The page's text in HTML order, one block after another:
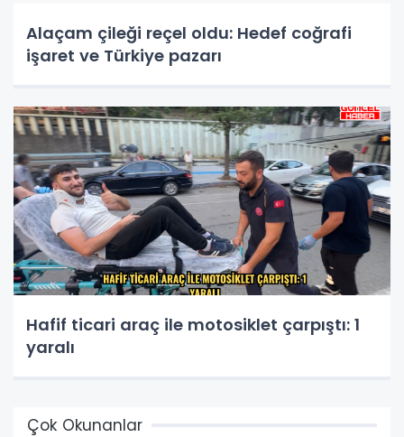
Alaçam çileği reçel oldu: Hedef coğrafi
işaret ve Türkiye pazarı
Hafif ticari araç ile motosiklet çarpıştı: 1
yaralı
Çok Okunanlar